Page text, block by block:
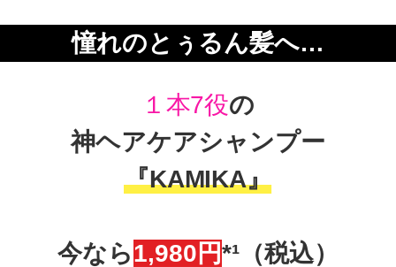
憧れのとぅるん髪へ…
１本7役の
神ヘアケアシャンプー
『KAMIKA』
今なら1,980円*¹（税込）